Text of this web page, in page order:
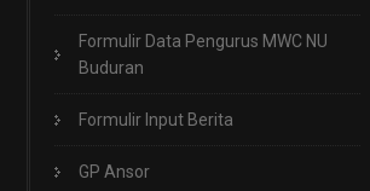
Formulir Data Pengurus MWC NU
Buduran
Formulir Input Berita
GP Ansor